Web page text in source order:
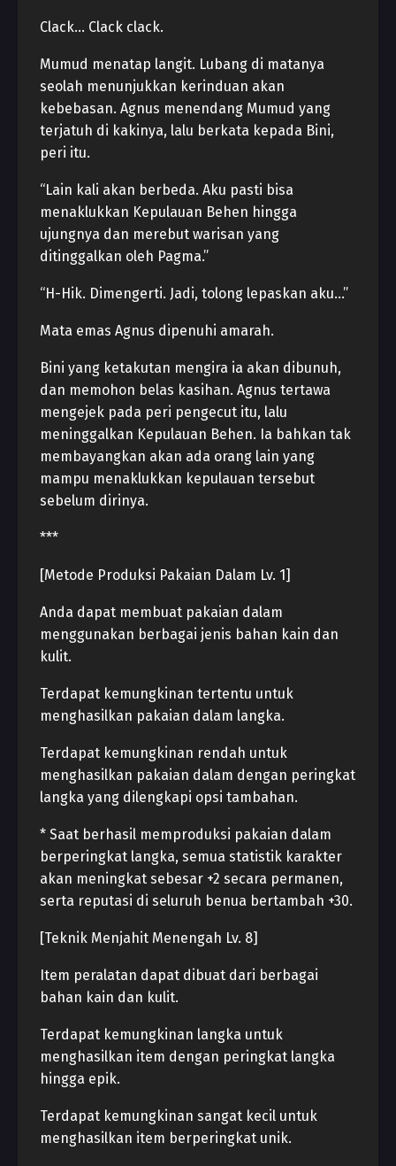
Clack… Clack clack.
Mumud menatap langit. Lubang di matanya
seolah menunjukkan kerinduan akan
kebebasan. Agnus menendang Mumud yang
terjatuh di kakinya, lalu berkata kepada Bini,
peri itu.
“Lain kali akan berbeda. Aku pasti bisa
menaklukkan Kepulauan Behen hingga
ujungnya dan merebut warisan yang
ditinggalkan oleh Pagma.”
“H-Hik. Dimengerti. Jadi, tolong lepaskan aku…”
Mata emas Agnus dipenuhi amarah.
Bini yang ketakutan mengira ia akan dibunuh,
dan memohon belas kasihan. Agnus tertawa
mengejek pada peri pengecut itu, lalu
meninggalkan Kepulauan Behen. Ia bahkan tak
membayangkan akan ada orang lain yang
mampu menaklukkan kepulauan tersebut
sebelum dirinya.
***
[Metode Produksi Pakaian Dalam Lv. 1]
Anda dapat membuat pakaian dalam
menggunakan berbagai jenis bahan kain dan
kulit.
Terdapat kemungkinan tertentu untuk
menghasilkan pakaian dalam langka.
Terdapat kemungkinan rendah untuk
menghasilkan pakaian dalam dengan peringkat
langka yang dilengkapi opsi tambahan.
* Saat berhasil memproduksi pakaian dalam
berperingkat langka, semua statistik karakter
akan meningkat sebesar +2 secara permanen,
serta reputasi di seluruh benua bertambah +30.
[Teknik Menjahit Menengah Lv. 8]
Item peralatan dapat dibuat dari berbagai
bahan kain dan kulit.
Terdapat kemungkinan langka untuk
menghasilkan item dengan peringkat langka
hingga epik.
Terdapat kemungkinan sangat kecil untuk
menghasilkan item berperingkat unik.